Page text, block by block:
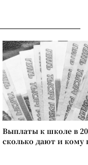
Выплаты к школе в
сколько дают и